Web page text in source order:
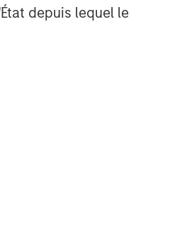
depuis lequel le